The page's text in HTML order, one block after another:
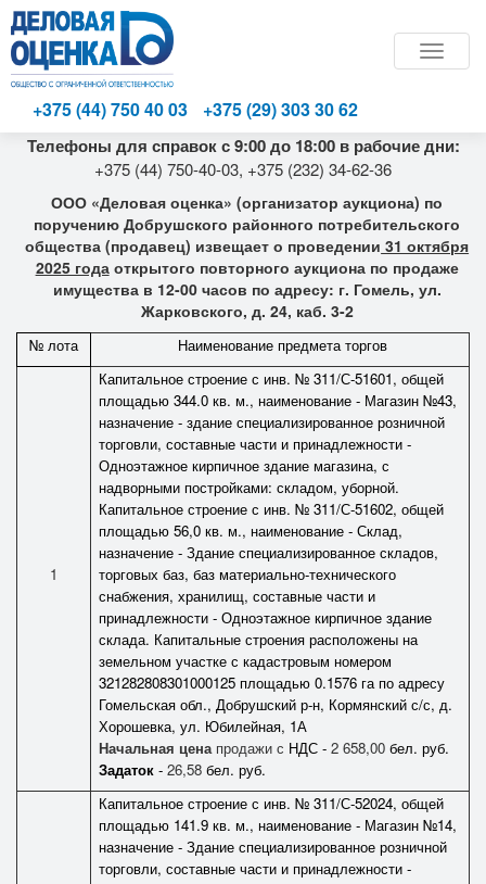
Toggle
+375 (44) 750 40 03
+375 (29) 303 30 62
Телефоны для справок с 9:00 до 18:00 в рабочие дни:
+375 (44) 750-40-03, +375 (232) 34-62-36
ООО «Деловая оценка» (организатор аукциона) по
поручению Добрушского районного потребительского
общества (продавец) извещает о проведении 31 октября
2025 годаоткрытого повторного аукциона по продаже
имущества в 12-00 часов по адресу: г. Гомель, ул.
Жарковского, д. 24, каб. 3-2
№ лота Наименование предмета торгов
1
Капитальное строение с инв. № 311/С-51601, общей
площадью 344.0 кв. м., наименование - Магазин №43,
назначение - здание специализированное розничной
торговли, составные части и принадлежности -
Одноэтажное кирпичное здание магазина, с
надворными постройками: складом, уборной.
Капитальное строение с инв. № 311/С-51602, общей
площадью 56,0 кв. м., наименование - Склад,
назначение - Здание специализированное складов,
торговых баз, баз материально-технического
снабжения, хранилищ, составные части и
принадлежности - Одноэтажное кирпичное здание
склада. Капитальные строения расположены на
земельном участке с кадастровым номером
321282808301000125 площадью 0.1576 га по адресу
Гомельская обл., Добрушский р-н, Кормянский с/с, д.
Хорошевка, ул. Юбилейная, 1А
Начальная ценапродажи с НДС -2 658,00 бел. руб.
Задаток -26,58бел. руб.
Капитальное строение с инв. № 311/С-52024, общей
площадью 141.9 кв. м., наименование - Магазин №14,
назначение - Здание специализированное розничной
торговли, составные части и принадлежности -